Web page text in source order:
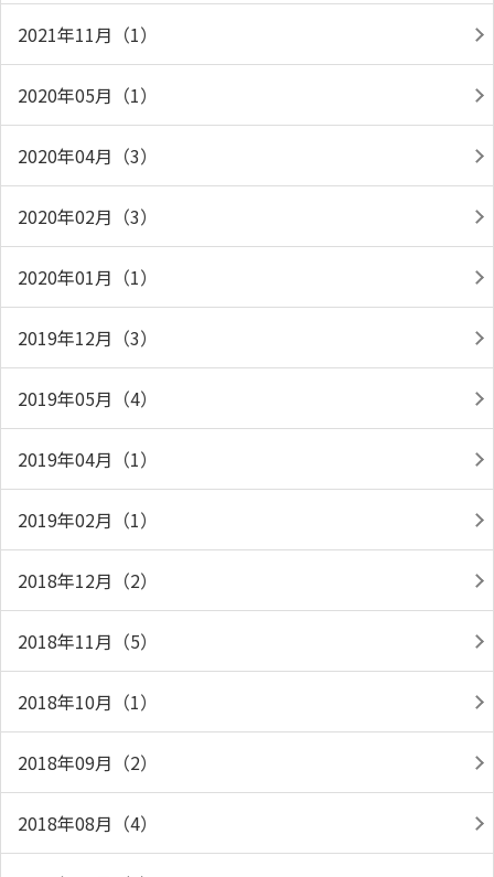
2021年11月（1）
2020年05月（1）
2020年04月（3）
2020年02月（3）
2020年01月（1）
2019年12月（3）
2019年05月（4）
2019年04月（1）
2019年02月（1）
2018年12月（2）
2018年11月（5）
2018年10月（1）
2018年09月（2）
2018年08月（4）